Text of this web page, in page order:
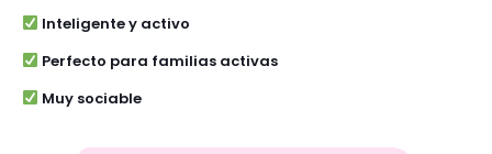
Inteligente y activo
Perfecto para familias activas
Muy sociable